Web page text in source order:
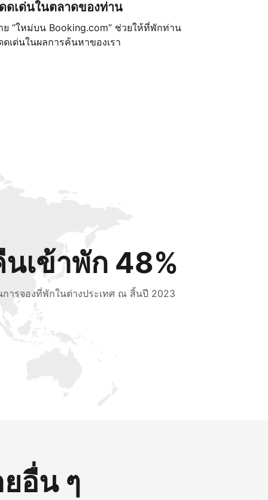
ดเด่นในตลาดของท่าน
ย “ใหม่บน Booking.com” ช่วยให้ที่พักท่าน
ดเด่นในผลการค้นหาของเรา
เข้าพัก 48%
การจองที่พักในต่างประเทศ ณ สิ้นปี 2023
อื่น ๆ